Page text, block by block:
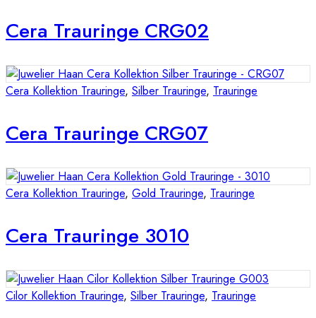
Cera Trauringe CRG02
Cera Kollektion Trauringe, Silber Trauringe, Trauringe
Cera Trauringe CRG07
Cera Kollektion Trauringe, Gold Trauringe, Trauringe
Cera Trauringe 3010
Cilor Kollektion Trauringe, Silber Trauringe, Trauringe